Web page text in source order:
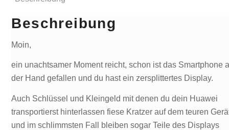
Beschreibung
Moin,
ein unachtsamer Moment reicht, schon ist das Smartphone
der Hand gefallen und du hast ein zersplittertes Display.
Auch Schlüssel und Kleingeld mit denen du dein Huawei
transportierst hinterlassen fiese Kratzer auf dem teuren
und im schlimmsten Fall bleiben sogar Teile des Displays